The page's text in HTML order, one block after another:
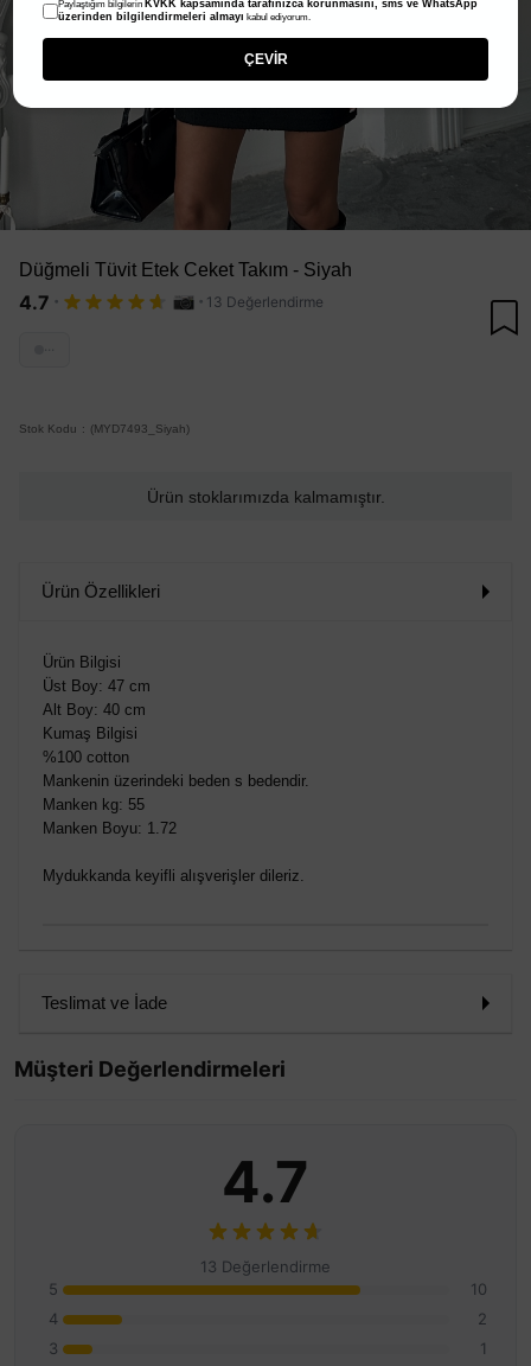
Düğmeli Tüvit Etek Ceket Takım - Siyah
4.7 · · 13 Değerlendirme
Stok Kodu (MYD7493_Siyah)
Ürün stoklarımızda kalmamıştır.
Ürün Özellikleri
Ürün Bilgisi
Üst Boy: 47 cm
Alt Boy: 40 cm
Kumaş Bilgisi
%100 cotton
Mankenin üzerindeki beden s bedendir.
Manken kg: 55
Manken Boyu: 1.72
Mydukkanda keyifli alışverişler dileriz.
Teslimat ve İade
Müşteri Değerlendirmeleri
4.7
13 Değerlendirme
5
10
4
2
3
1
Paylaştığım bilgilerin KVKK kapsamında tarafınızca korunmasını, sms ve WhatsApp
üzerinden bilgilendirmeleri almayı kabul ediyorum.
ÇEVİR